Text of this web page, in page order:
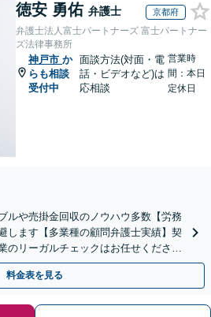
徳安 勇佑 弁護士 京都府
弁護士法人富士パートナーズ 富士パートナー
ズ法律事務所
神戸市 か
らも相談
受付中
面談方法(対面・電
話・ビデオなど)は
応相談
営業時
間：本日
定休日
ルや売掛金回収のノウハウ多数【労務
します【多業種の顧問弁護士実績】契
のリーガルチェックはお任せくださ
料金表を見る